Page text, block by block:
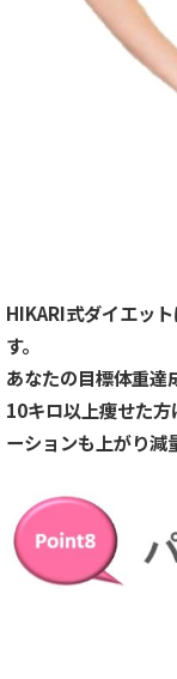
HIKARI式ダイエッ
す。
あなたの目標体重達
10キロ以上痩せた
ーションも上がり減